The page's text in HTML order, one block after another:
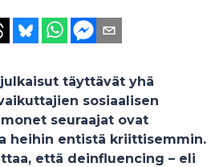
täyttävät yhä
sosiaalisen
seuraajat ovat
heihin entistä kriittisemmin.
että deinfluencing – eli